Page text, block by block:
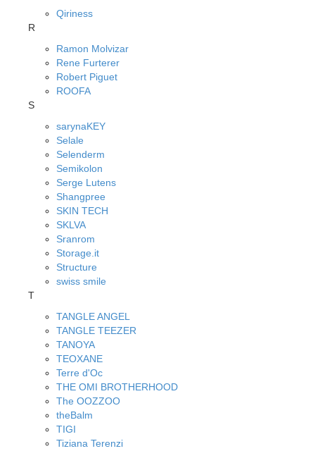
Qiriness
R
Ramon Molvizar
Rene Furterer
Robert Piguet
ROOFA
S
sarynaKEY
Selale
Selenderm
Semikolon
Serge Lutens
Shangpree
SKIN TECH
SKLVA
Sranrom
Storage.it
Structure
swiss smile
T
TANGLE ANGEL
TANGLE TEEZER
TANOYA
TEOXANE
Terre d'Oc
THE OMI BROTHERHOOD
The OOZZOO
theBalm
TIGI
Tiziana Terenzi